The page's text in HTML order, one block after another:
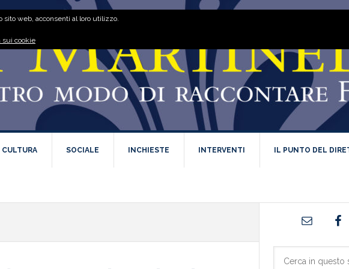
CULTURA SOCIALE INCHIESTE INTERVENTI IL PUNTO DEL
Barra
primaria
web, acconsenti al loro utilizzo.
sui cookie